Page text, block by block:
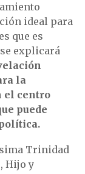
ideal para
que es
explicará
la
el centro
puede
Trinidad
Hijo y